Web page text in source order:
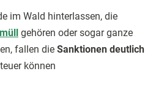
im Wald hinterlassen, die
gehören oder sogar ganze
fallen die Sanktionen deutlich
können